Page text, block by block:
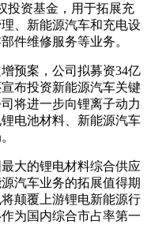
投资基金，用于拓展充
、新能源汽车和充电设
件维修服务等业务。
预案，公司拟募资34亿
布投资新能源汽车关键
将进一步向锂离子动力
电池材料、新能源汽车
大的锂电材料综合供应
汽车业务的拓展值得期
颠覆上游锂电新能源行
为国内综合市占率第一